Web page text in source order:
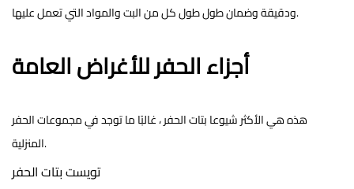
ودقيقة وضمان طول طول كل من البت والمواد التي تعمل عليها.
أجزاء الحفر للأغراض العامة
هذه هي الأكثر شيوعابتات الحفر، غالبًا ما توجد في مجموعات الحفر
المنزلية.
تويست بتات الحفر